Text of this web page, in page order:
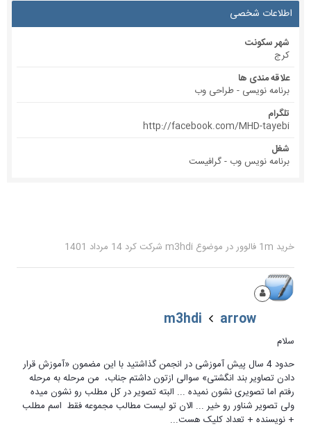
اطلاعات شخصی
شهر سکونت
کرج
علاقه مندی ها
برنامه نویسی - طراحی وب
تلگرام
http://facebook.com/MHD-tayebi
شغل
برنامه نویس وب - گرافیست
خرید 1m فالوور در موضوع m3hdi شرکت کرد 14 مرداد 1401
arrow
m3hdi
سلام
حدود 4 سال پیش آموزشی در انجمن گذاشتید با این مضمون «آموزش قرار
دادن تصاویر بند انگشتی» سوالی ازتون داشتم جناب، من مرحله به مرحله
رفتم اما تصویری نشون نمیده ... البته تصویر در کل مطلب رو نشون میده
ولی تصویر شناور رو خیر ... الان تو لیست مطالب مجموعه فقط اسم مطلب
+ نویسنده + تعداد کلیک هست...